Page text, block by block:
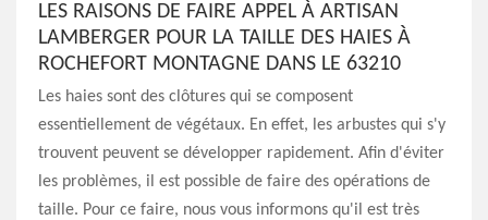
LES RAISONS DE FAIRE APPEL À ARTISAN
LAMBERGER POUR LA TAILLE DES HAIES À
ROCHEFORT MONTAGNE DANS LE 63210
Les haies sont des clôtures qui se composent
essentiellement de végétaux. En effet, les arbustes qui s'y
trouvent peuvent se développer rapidement. Afin d'éviter
les problèmes, il est possible de faire des opérations de
taille. Pour ce faire, nous vous informons qu'il est très